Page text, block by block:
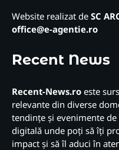
Website realizat de SC
office@e-agentie.ro
Recent News
Recent-News.ro este
relevante din diverse
tendințe și evenimente
digitală unde poți să îți
impact și să îl aduci în